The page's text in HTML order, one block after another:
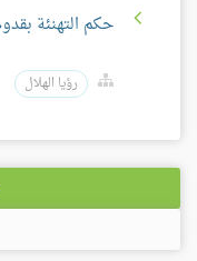
حكم التهنئة
رؤيا الهلال